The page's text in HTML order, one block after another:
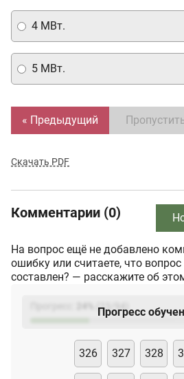
5 МВт.
4 МВт.
« Предыдущий
Скачать PDF
Комментарии (0)
На вопрос ещё не добавлено
ошибку или считаете, что
составлен? — расскажите об
(23
Прогресс
326 327 328